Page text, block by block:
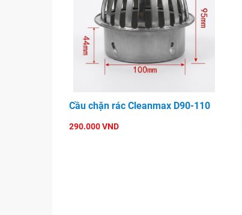
Cầu chặn rác Cleanmax D90-110
290.000 VND